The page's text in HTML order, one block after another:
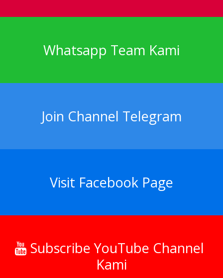
Whatsapp Team Kami
Join Channel Telegram
Visit Facebook Page
Subscribe YouTube Channel
Kami